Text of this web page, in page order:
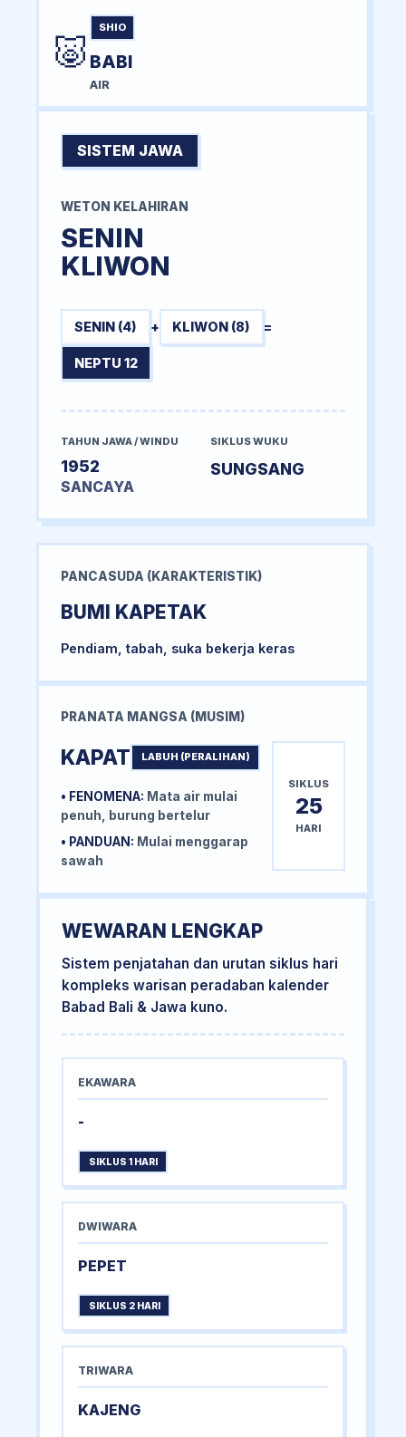
🐷
SHIO
BABI
AIR
SISTEM JAWA
WETON KELAHIRAN
SENIN
KLIWON
SENIN (4) + KLIWON (8) =
NEPTU 12
TAHUN JAWA / WINDU
1952
SANCAYA
SIKLUS WUKU
SUNGSANG
PANCASUDA (KARAKTERISTIK)
BUMI KAPETAK
Pendiam, tabah, suka bekerja keras
PRANATA MANGSA (MUSIM)
KAPAT LABUH (PERALIHAN)
• FENOMENA: Mata air mulai
penuh, burung bertelur
• PANDUAN: Mulai menggarap
sawah
SIKLUS
25
HARI
WEWARAN LENGKAP
Sistem penjatahan dan urutan siklus hari
kompleks warisan peradaban kalender
Babad Bali & Jawa kuno.
EKAWARA
-
SIKLUS 1 HARI
DWIWARA
PEPET
SIKLUS 2 HARI
TRIWARA
KAJENG